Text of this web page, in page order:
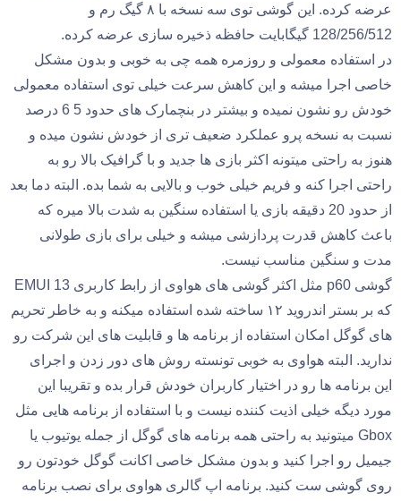
عرضه کرده. این گوشی توی سه نسخه با ۸ گیگ رم و
128/256/512 گیگابایت حافظه ذخیره سازی عرضه کرده.
در استفاده معمولی و روزمره همه چی به خوبی و بدون مشکل
خاصی اجرا میشه و این کاهش سرعت خیلی توی استفاده معمولی
خودش رو نشون نمیده و بیشتر در بنچمارک های حدود 5 6 درصد
نسبت به نسخه پرو عملکرد ضعیف تری از خودش نشون میده و
هنوز به راحتی میتونه اکثر بازی ها جدید و با گرافیک بالا رو به
راحتی اجرا کنه و فریم خیلی خوب و بالایی به شما بده. البته دما بعد
از حدود 20 دقیقه بازی یا استفاده سنگین به شدت بالا میره که
باعث کاهش قدرت پردازشی میشه و خیلی برای بازی طولانی
مدت و سنگین مناسب نیست.
گوشی p60 مثل اکثر گوشی های هواوی از رابط کاربری EMUI 13
که بر بستر اندروید ۱۲ ساخته شده استفاده میکنه و به خاطر تحریم
های گوگل امکان استفاده از برنامه ها و قابلیت های این شرکت رو
ندارید. البته هواوی به خوبی تونسته روش های دور زدن و اجرای
این برنامه ها رو در اختیار کاربران خودش قرار بده و تقریبا این
مورد دیگه خیلی اذیت کننده نیست و با استفاده از برنامه هایی مثل
Gbox میتونید به راحتی همه برنامه های گوگل از جمله یوتیوب یا
جیمیل رو اجرا کنید و بدون مشکل خاصی اکانت گوگل خودتون رو
روی گوشی ست کنید. برنامه اپ گالری هواوی برای نصب برنامه